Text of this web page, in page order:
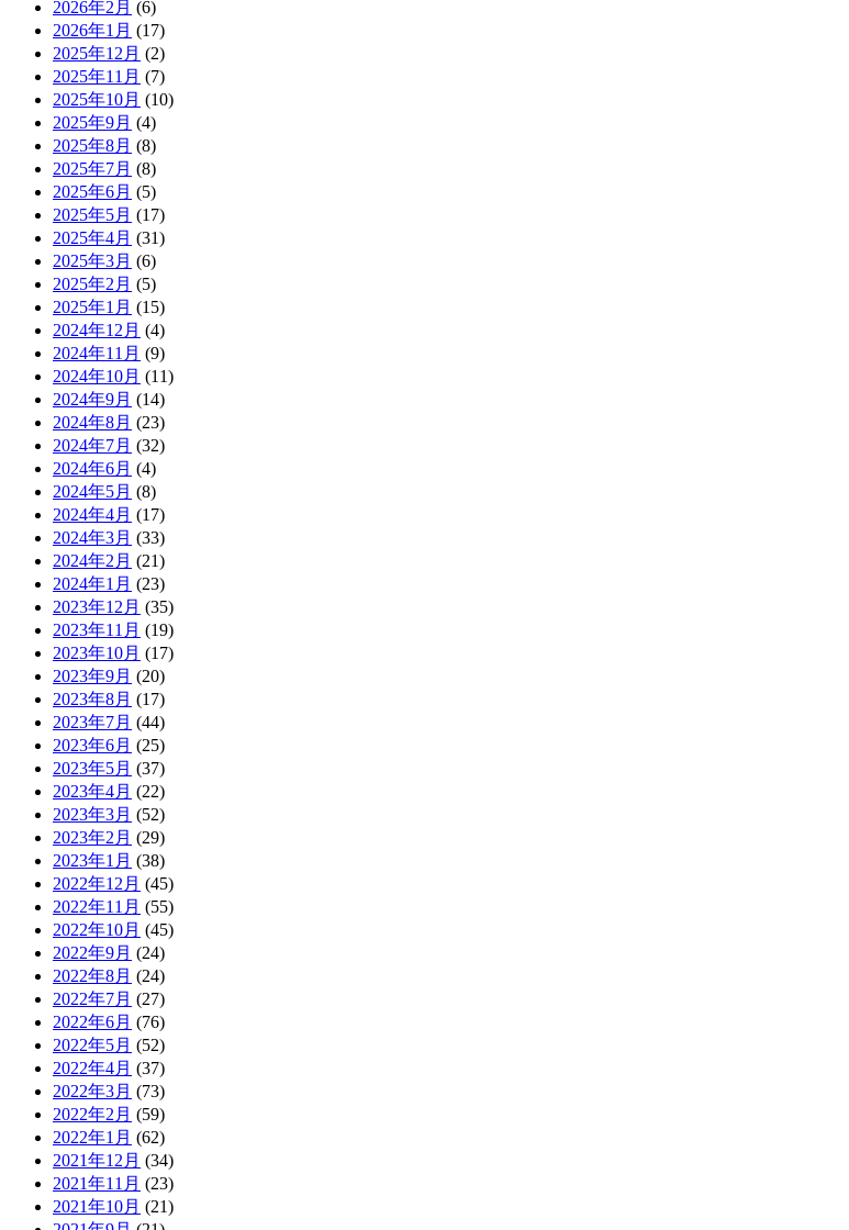
2026年2月 (6)
2026年1月 (17)
2025年12月 (2)
2025年11月 (7)
2025年10月 (10)
2025年9月 (4)
2025年8月 (8)
2025年7月 (8)
2025年6月 (5)
2025年5月 (17)
2025年4月 (31)
2025年3月 (6)
2025年2月 (5)
2025年1月 (15)
2024年12月 (4)
2024年11月 (9)
2024年10月 (11)
2024年9月 (14)
2024年8月 (23)
2024年7月 (32)
2024年6月 (4)
2024年5月 (8)
2024年4月 (17)
2024年3月 (33)
2024年2月 (21)
2024年1月 (23)
2023年12月 (35)
2023年11月 (19)
2023年10月 (17)
2023年9月 (20)
2023年8月 (17)
2023年7月 (44)
2023年6月 (25)
2023年5月 (37)
2023年4月 (22)
2023年3月 (52)
2023年2月 (29)
2023年1月 (38)
2022年12月 (45)
2022年11月 (55)
2022年10月 (45)
2022年9月 (24)
2022年8月 (24)
2022年7月 (27)
2022年6月 (76)
2022年5月 (52)
2022年4月 (37)
2022年3月 (73)
2022年2月 (59)
2022年1月 (62)
2021年12月 (34)
2021年11月 (23)
2021年10月 (21)